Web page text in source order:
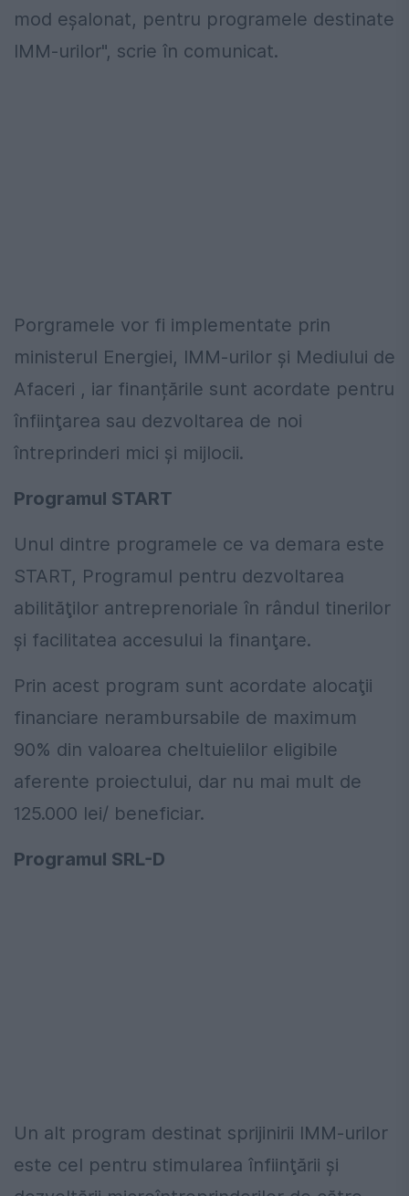
mod eşalonat, pentru programele destinate
IMM-urilor", scrie în comunicat.
Porgramele vor fi implementate prin
ministerul Energiei, IMM-urilor şi Mediului de
Afaceri , iar finanțările sunt acordate pentru
înfiinţarea sau dezvoltarea de noi
întreprinderi mici şi mijlocii.
Programul START
Unul dintre programele ce va demara este
START, Programul pentru dezvoltarea
abilităţilor antreprenoriale în rândul tinerilor
şi facilitatea accesului la finanţare.
Prin acest program sunt acordate alocaţii
financiare nerambursabile de maximum
90% din valoarea cheltuielilor eligibile
aferente proiectului, dar nu mai mult de
125.000 lei/ beneficiar.
Programul SRL-D
Un alt program destinat sprijinirii IMM-urilor
este cel pentru stimularea înfiinţării şi